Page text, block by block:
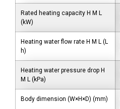
Rated heating capacity H M L
(kW)
Heating water flow rate H M L (L
h)
Heating water pressure drop H
M L (kPa)
Body dimension (W×H×D) (mm)